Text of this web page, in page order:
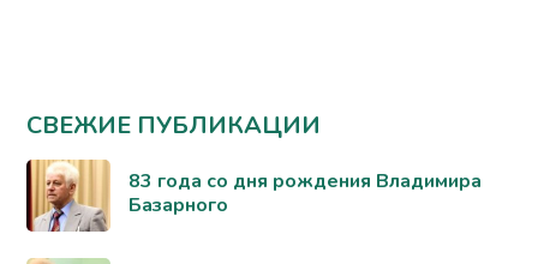
СВЕЖИЕ ПУБЛИКАЦИИ
83 года со дня рождения Владимира
Базарного